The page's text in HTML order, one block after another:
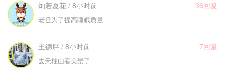
灿若夏花 / 8小时前 36回复
老登为了提高睡眠质量
王德胖 / 8小时前 7回复
去天柱山看美景了